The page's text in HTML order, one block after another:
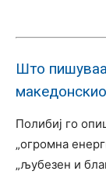
Што
Полибиј го
„огромна
„љубезен и